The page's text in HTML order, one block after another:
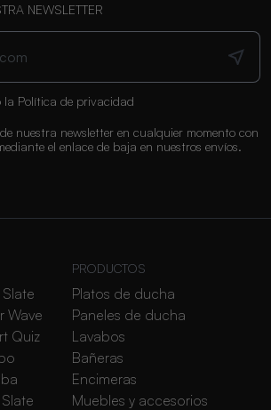
NEWSLETTER
la Política de privacidad
nuestra newsletter en cualquier momento con
el enlace de baja en nuestros envíos.
Wave
Quiz
PRODUCTOS
Platos de ducha
Paneles de ducha
Lavabos
Bañeras
Encimeras
Muebles y accesorios